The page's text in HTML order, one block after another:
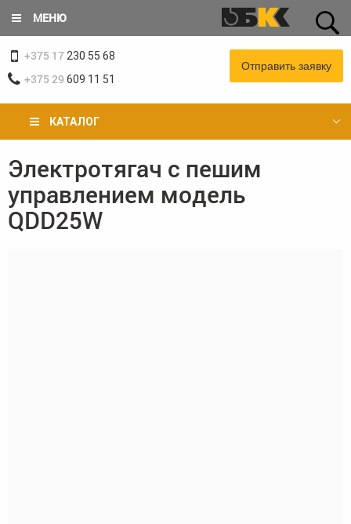
основному
содержанию
МЕНЮ
+375 17 230 55 68
+375 29 609 11 51
Отправить заявку
КАТАЛОГ
Вы
здесь
Электротягач с пешим
управлением модель
QDD25W